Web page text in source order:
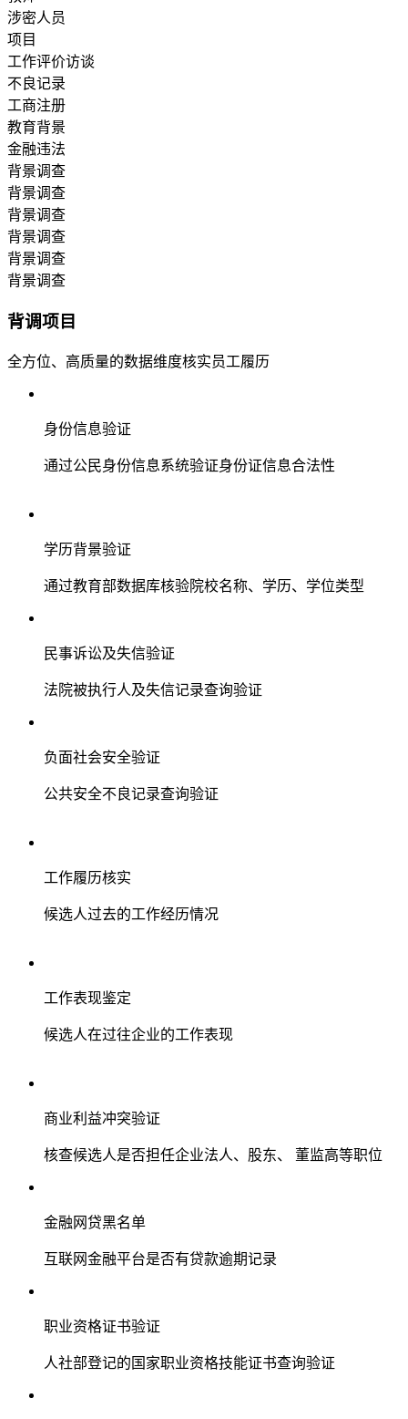
涉密人员
项目
工作评价访谈
不良记录
工商注册
教育背景
金融违法
背景调查
背景调查
背景调查
背景调查
背景调查
背景调查
背调项目
全方位、高质量的数据维度核实员工履历
身份信息验证
通过公民身份信息系统验证身份证信息合法性
学历背景验证
通过教育部数据库核验院校名称、学历、学位类型
民事诉讼及失信验证
法院被执行人及失信记录查询验证
负面社会安全验证
公共安全不良记录查询验证
工作履历核实
候选人过去的工作经历情况
工作表现鉴定
候选人在过往企业的工作表现
商业利益冲突验证
核查候选人是否担任企业法人、股东、 董监高等职位
金融网贷黑名单
互联网金融平台是否有贷款逾期记录
职业资格证书验证
人社部登记的国家职业资格技能证书查询验证